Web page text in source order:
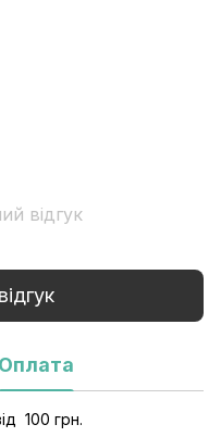
відгук
Оплата
100 грн.